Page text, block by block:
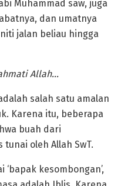
Muhammad saw, juga
dan umatnya
jalan beliau hingga
Allah…
salah satu amalan
Karena itu, beberapa
buah dari
oleh Allah SwT.
kesombongan’,